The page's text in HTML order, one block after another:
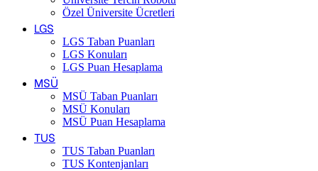
Özel Üniversite Ücretleri
LGS
LGS Taban Puanları
LGS Konuları
LGS Puan Hesaplama
MSÜ
MSÜ Taban Puanları
MSÜ Konuları
MSÜ Puan Hesaplama
TUS
TUS Taban Puanları
TUS Kontenjanları